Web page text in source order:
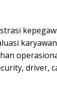
driver,